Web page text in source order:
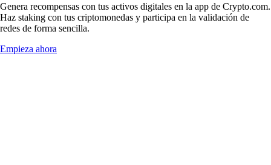
Genera recompensas con tus activos digitales en la app de Crypto.com.
Haz staking con tus criptomonedas y participa en la validación de
redes de forma sencilla.
Empieza ahora